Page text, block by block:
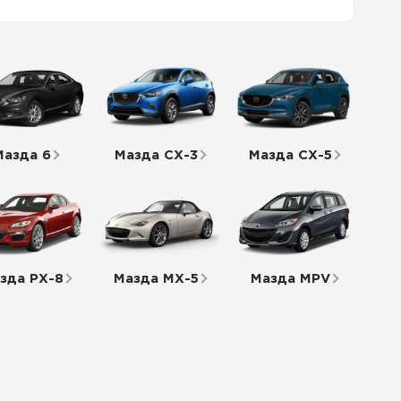
6 Мазда СХ-3 Мазда СХ-5
РХ-8 Мазда МХ-5 Мазда MPV